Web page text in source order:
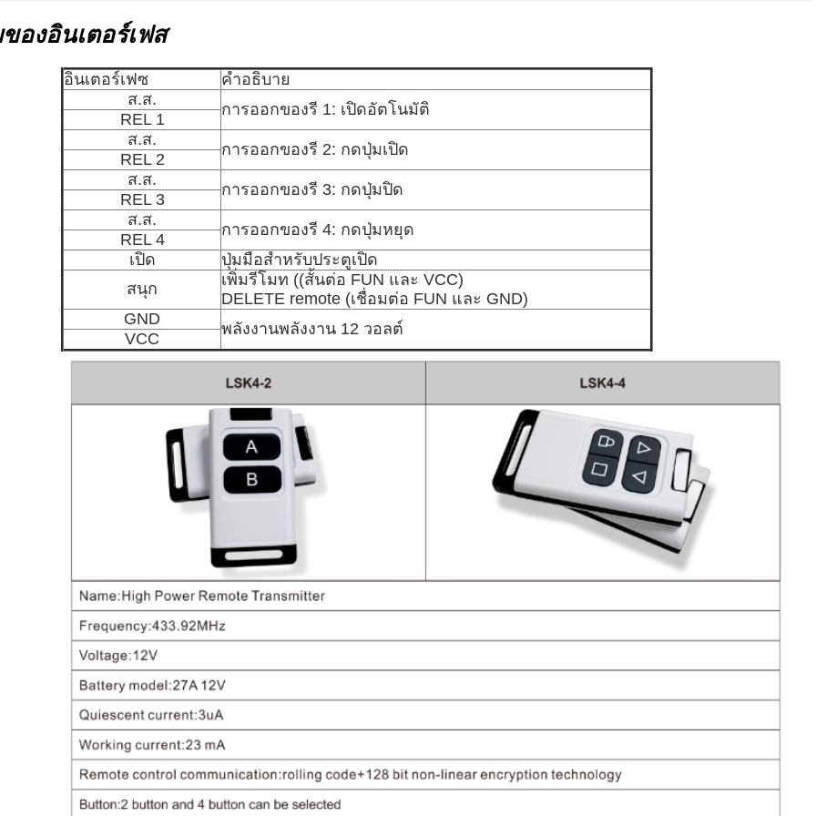
องอินเตอร์เฟส
อินเตอร์เฟซ
คําอธิบาย
ส.ส.
การออกของรี 1: เปิดอัตโนมัติ
REL 1
ส.ส.
การออกของรี 2: กดปุ่มเปิด
REL 2
ส.ส.
การออกของรี 3: กดปุ่มปิด
REL 3
ส.ส.
การออกของรี 4: กดปุ่มหยุด
REL 4
เปิด
ปุ่มมือสําหรับประตูเปิด
สนุก
เพิ่มรีโมท ((สั้นต่อ FUN และ VCC)
DELETE remote (เชื่อมต่อ FUN และ GND)
GND
พลังงานพลังงาน 12 วอลต์
VCC